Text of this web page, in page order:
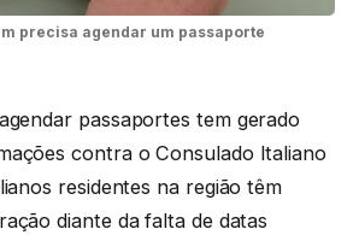
precisa agendar um passaporte
passaportes tem gerado
contra o Consulado Italiano
residentes na região têm
diante da falta de datas